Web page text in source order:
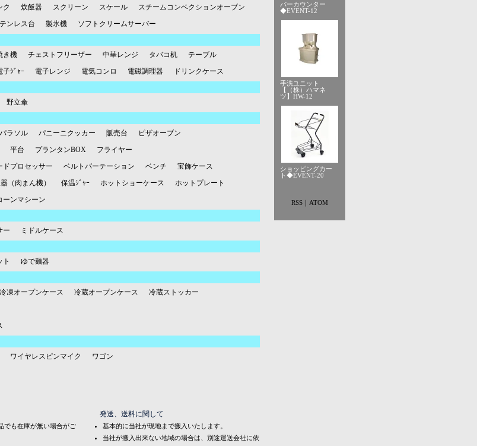
ク 炊飯器 スクリーン スケール
スチームコンベクションオーブン
ンレス台 製氷機 ソフトクリームサーバー
き機 チェストフリーザー 中華レンジ タバコ机
テーブル
子ｼﾞｬｰ 電子レンジ 電気コンロ 電磁調理器 ドリンクケース
野立傘
パラソル パニーニクッカー 販売台
ピザオーブン
平台 プランタンBOX
フライヤー
ドプロセッサー ベルトパーテーション ベンチ
宝飾ケース
（肉まん機） 保温ｼﾞｬｰ ホットショーケース
ホットプレート
ーンマシーン
ー ミドルケース
ト ゆで麺器
冷凍オープンケース 冷蔵オープンケース
冷蔵ストッカー
ワイヤレスピンマイク ワゴン
でも在庫が無い場合がご
発送、送料に関して
基本的に当社が現地まで搬入いたします。
当社が搬入出来ない地域の場合は、別途運送会社に依
バーカウンター
◆EVENT-12
手洗ユニット
【（株）ハマネ
ツ】HW-12
ショッピングカー
ト◆EVENT-20
RSS ｜ ATOM